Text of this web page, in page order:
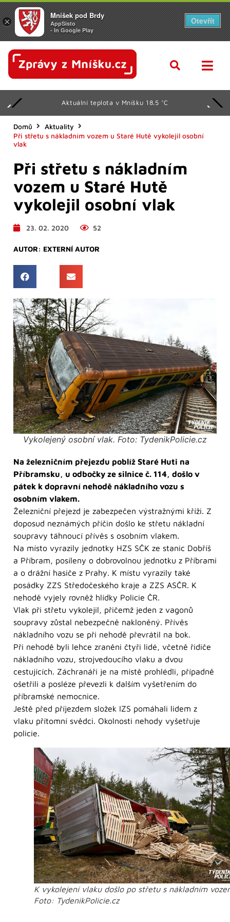
Aktuální teplota v Mníšku 18.5 °C
Domů
Aktuality
Při střetu s nákladním vozem u Staré Hutě vykolejil osobní
vlak
Při střetu s nákladním
vozem u Staré Hutě
vykolejil osobní vlak
23. 02. 2020 52
AUTOR: EXTERNÍ AUTOR
Vykolejený osobní vlak. Foto: TydenikPolicie.cz
Na železničním přejezdu poblíž Staré Huti na
Příbramsku, u odbočky ze silnice č. 114, došlo v
pátek k dopravní nehodě nákladního vozu s
osobním vlakem.
Železniční přejezd je zabezpečen výstražnými kříži. Z
doposud neznámých příčin došlo ke střetu nákladní
soupravy táhnoucí přívěs s osobním vlakem.
Na místo vyrazily jednotky HZS SČK ze stanic Dobříš
a Příbram, posíleny o dobrovolnou jednotku z Příbrami
a o drážní hasiče z Prahy. K místu vyrazily také
posádky ZZS Středočeského kraje a ZZS ASČR. K
nehodě vyjely rovněž hlídky Policie ČR.
Vlak při střetu vykolejil, přičemž jeden z vagonů
soupravy zůstal nebezpečně nakloněný. Přívěs
nákladního vozu se při nehodě převrátil na bok.
Při nehodě byli lehce zraněni čtyři lidé, včetně řidiče
nákladního vozu, strojvedoucího vlaku a dvou
cestujících. Záchranáři je na místě prohlédli, případně
ošetřili a posléze převezli k dalším vyšetřením do
příbramské nemocnice.
Ještě před příjezdem složek IZS pomáhali lidem z
vlaku přítomní svědci. Okolnosti nehody vyšetřuje
policie.
K vykolejení vlaku došlo po střetu s nákladním
Foto: TydenikPolicie.cz
×
Mníšek pod Brdy
AppSisto
- In Google Play
Otevřít